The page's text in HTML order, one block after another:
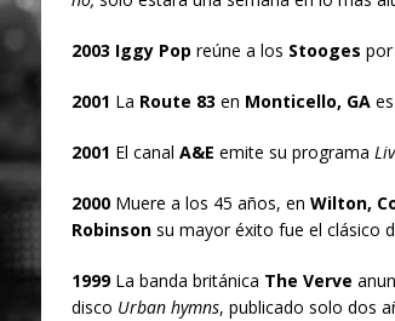
2003 Iggy Pop reúne a los Stooges
2001 La Route 83 en Monticello, GAes
2001 El canal A&E emite su programa
2000Muere a los 45 años, en Wilton,
Robinsonsu mayor éxito fue el clásico
1999La banda británica The Verve
disco Urban hymns, publicado solo dos